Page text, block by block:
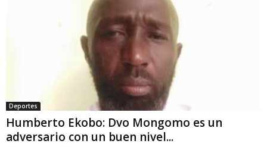
Deportes
Humberto Ekobo: Dvo Mongomo es un
adversario con un buen nivel...